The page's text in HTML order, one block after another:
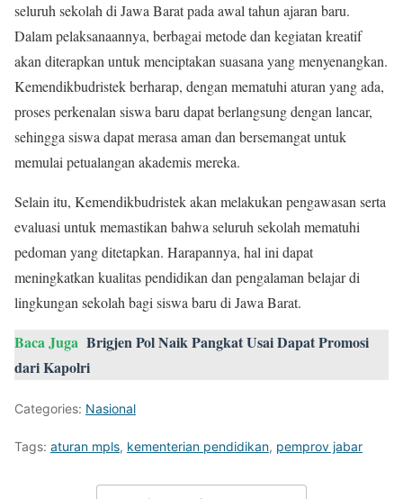
seluruh sekolah di Jawa Barat pada awal tahun ajaran baru.
Dalam pelaksanaannya, berbagai metode dan kegiatan kreatif
akan diterapkan untuk menciptakan suasana yang menyenangkan.
Kemendikbudristek berharap, dengan mematuhi aturan yang ada,
proses perkenalan siswa baru dapat berlangsung dengan lancar,
sehingga siswa dapat merasa aman dan bersemangat untuk
memulai petualangan akademis mereka.
Selain itu, Kemendikbudristek akan melakukan pengawasan serta
evaluasi untuk memastikan bahwa seluruh sekolah mematuhi
pedoman yang ditetapkan. Harapannya, hal ini dapat
meningkatkan kualitas pendidikan dan pengalaman belajar di
lingkungan sekolah bagi siswa baru di Jawa Barat.
Baca Juga Brigjen Pol Naik Pangkat Usai Dapat Promosi
dari Kapolri
Categories: Nasional
Tags: aturan mpls, kementerian pendidikan, pemprov jabar